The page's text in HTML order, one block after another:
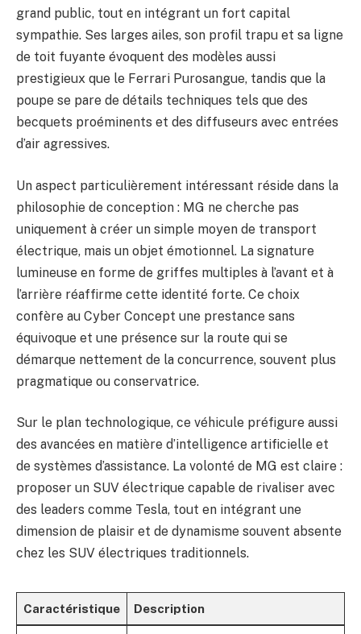
grand public, tout en intégrant un fort capital
sympathie. Ses larges ailes, son profil trapu et sa ligne
de toit fuyante évoquent des modèles aussi
prestigieux que le Ferrari Purosangue, tandis que la
poupe se pare de détails techniques tels que des
becquets proéminents et des diffuseurs avec entrées
d’air agressives.
Un aspect particulièrement intéressant réside dans la
philosophie de conception : MG ne cherche pas
uniquement à créer un simple moyen de transport
électrique, mais un objet émotionnel. La signature
lumineuse en forme de griffes multiples à l’avant et à
l’arrière réaffirme cette identité forte. Ce choix
confère au Cyber Concept une prestance sans
équivoque et une présence sur la route qui se
démarque nettement de la concurrence, souvent plus
pragmatique ou conservatrice.
Sur le plan technologique, ce véhicule préfigure aussi
des avancées en matière d’intelligence artificielle et
de systèmes d’assistance. La volonté de MG est claire :
proposer un SUV électrique capable de rivaliser avec
des leaders comme Tesla, tout en intégrant une
dimension de plaisir et de dynamisme souvent absente
chez les SUV électriques traditionnels.
Caractéristique Description